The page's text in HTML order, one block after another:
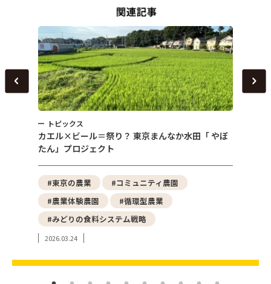
トピックス
カエル×ビール＝祭り？ 東京まんなか水田「 やぼ
たん」プロジェクト
#東京の農業
#コミュニティ農園
#農業体験農園
#循環型農業
#みどりの食料システム戦略
2026.03.24